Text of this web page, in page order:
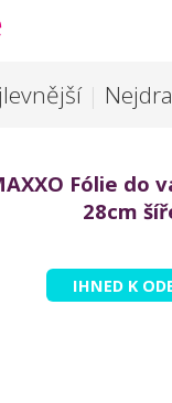
|
Fólie do
28cm
IHNED K